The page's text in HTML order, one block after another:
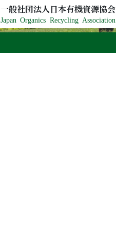
一般社団法人日本有機資源協会
Japan Organics Recycling Association